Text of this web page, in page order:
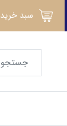
سبد خرید